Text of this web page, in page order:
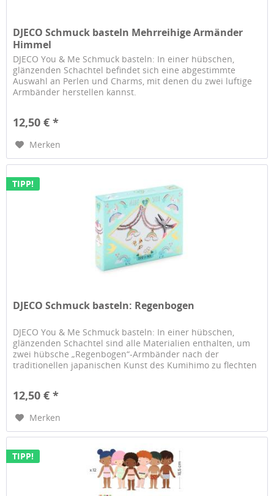
DJECO Schmuck basteln Mehrreihige Armänder
Himmel
DJECO You & Me Schmuck basteln: In einer hübschen,
glänzenden Schachtel befindet sich eine abgestimmte
Auswahl an Perlen und Charms, mit denen du zwei luftige
Armbänder herstellen kannst.
12,50 € *
Merken
TIPP!
DJECO Schmuck basteln: Regenbogen
DJECO You & Me Schmuck basteln: In einer hübschen,
glänzenden Schachtel sind alle Materialien enthalten, um
zwei hübsche „Regenbogen“-Armbänder nach der
traditionellen japanischen Kunst des Kumihimo zu flechten
12,50 € *
Merken
TIPP!